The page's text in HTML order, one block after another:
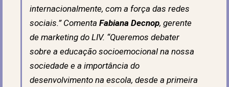
internacionalmente, com a força das redes
sociais.” Comenta Fabiana Decnop, gerente
de marketing do LIV. “Queremos debater
sobre a educação socioemocional na nossa
sociedade e a importância do
desenvolvimento na escola, desde a primeira